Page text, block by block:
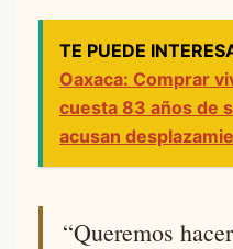
TE PUEDE
Oaxaca: Comprar
cuesta 83 años de
acusan
“Queremos